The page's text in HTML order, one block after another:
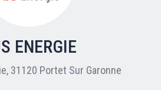
ENERGIE
31120 Portet Sur Garonne